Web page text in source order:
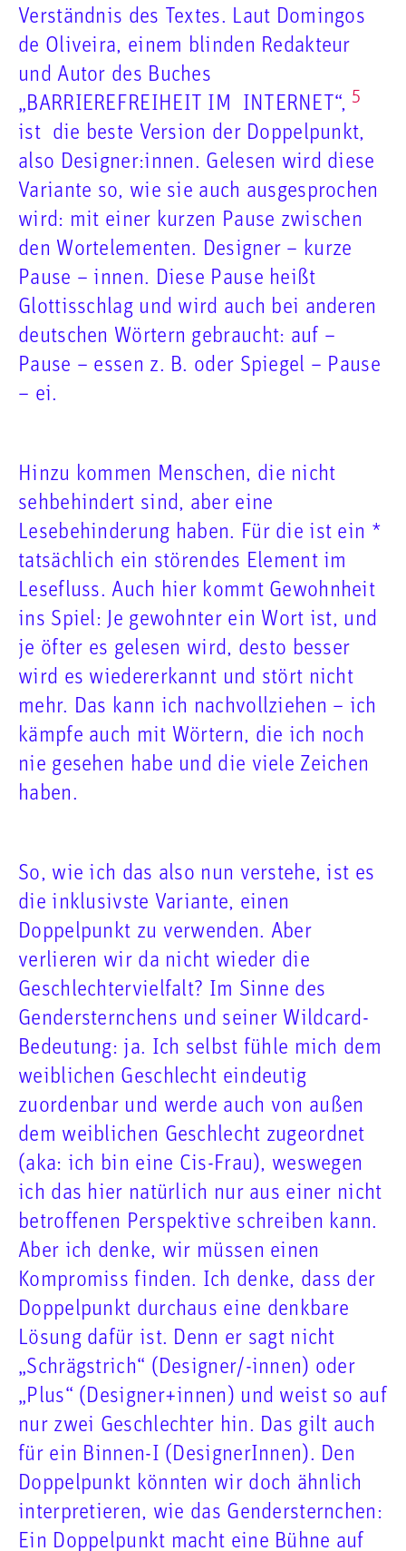
Verständnis des Textes. Laut Domingos
de Oliveira, einem blinden Redakteur
und Autor des Buches
„BARRIEREFREIHEIT IM INTERNET“, 5
ist die beste Version der Doppelpunkt,
also Designer:innen. Gelesen wird diese
Variante so, wie sie auch ausgesprochen
wird: mit einer kurzen Pause zwischen
den Wortelementen. Designer – kurze
Pause – innen. Diese Pause heißt
Glottisschlag und wird auch bei anderen
deutschen Wörtern gebraucht: auf –
Pause – essen z. B. oder Spiegel – Pause
– ei.
Hinzu kommen Menschen, die nicht
sehbehindert sind, aber eine
Lesebehinderung haben. Für die ist ein *
tatsächlich ein störendes Element im
Lesefluss. Auch hier kommt Gewohnheit
ins Spiel: Je gewohnter ein Wort ist, und
je öfter es gelesen wird, desto besser
wird es wiedererkannt und stört nicht
mehr. Das kann ich nachvollziehen – ich
kämpfe auch mit Wörtern, die ich noch
nie gesehen habe und die viele Zeichen
haben.
So, wie ich das also nun verstehe, ist es
die inklusivste Variante, einen
Doppelpunkt zu verwenden. Aber
verlieren wir da nicht wieder die
Geschlechtervielfalt? Im Sinne des
Gendersternchens und seiner Wildcard-
Bedeutung: ja. Ich selbst fühle mich dem
weiblichen Geschlecht eindeutig
zuordenbar und werde auch von außen
dem weiblichen Geschlecht zugeordnet
(aka: ich bin eine Cis-Frau), weswegen
ich das hier natürlich nur aus einer nicht
betroffenen Perspektive schreiben kann.
Aber ich denke, wir müssen einen
Kompromiss finden. Ich denke, dass der
Doppelpunkt durchaus eine denkbare
Lösung dafür ist. Denn er sagt nicht
„Schrägstrich“ (Designer/-innen) oder
„Plus“ (Designer+innen) und weist so auf
nur zwei Geschlechter hin. Das gilt auch
für ein Binnen-I (DesignerInnen). Den
Doppelpunkt könnten wir doch ähnlich
interpretieren, wie das Gendersternchen:
Ein Doppelpunkt macht eine Bühne auf